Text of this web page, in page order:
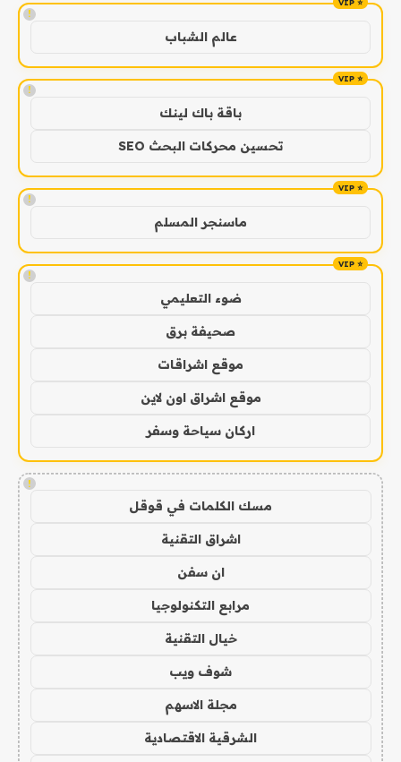
!
عالم الشباب
!
باقة باك لينك
تحسين محركات البحث SEO
!
ماسنجر المسلم
!
ضوء التعليمي
صحيفة برق
موقع اشراقات
موقع اشراق اون لاين
اركان سياحة وسفر
!
مسك الكلمات في قوقل
اشراق التقنية
ان سفن
مرابع التكنولوجيا
خيال التقنية
شوف ويب
مجلة الاسهم
الشرقية الاقتصادية